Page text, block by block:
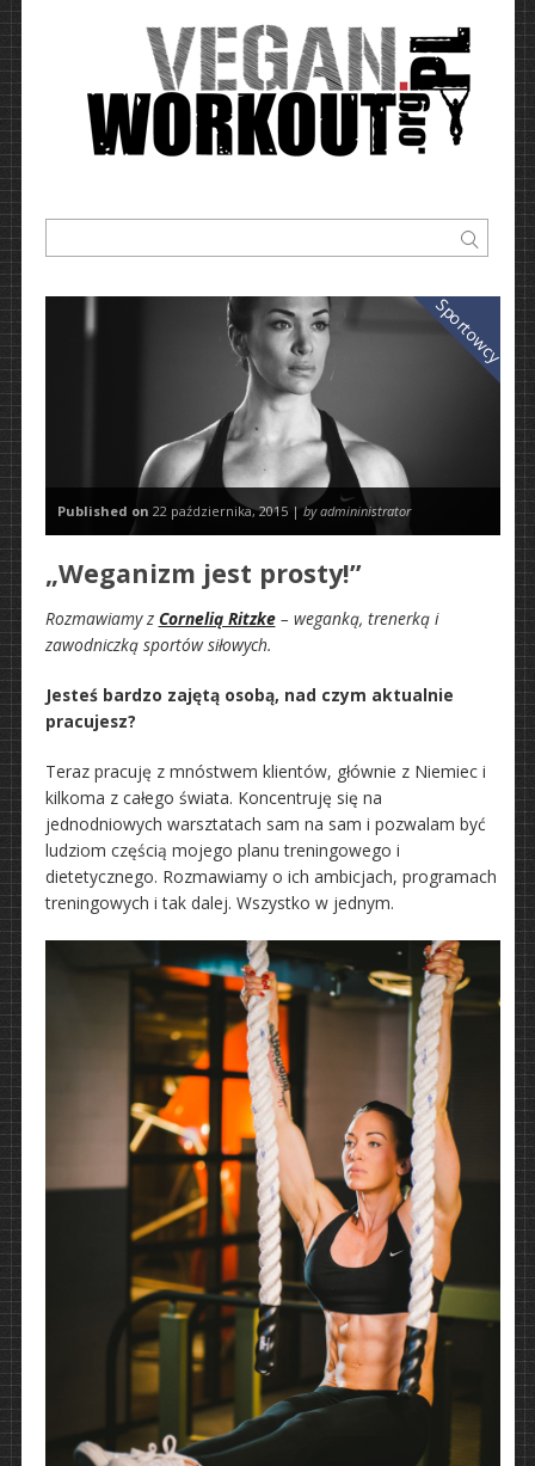
Sportowcy
Published on 22 października, 2015 |by admininistrator
„Weganizm jest prosty!”
Rozmawiamy z Cornelią Ritzke– weganką, trenerką i
zawodniczką sportów siłowych.
Jesteś bardzo zajętą osobą, nad czym aktualnie
pracujesz?
Teraz pracuję z mnóstwem klientów, głównie z Niemiec i
kilkoma z całego świata. Koncentruję się na
jednodniowych warsztatach sam na sam i pozwalam być
ludziom częścią mojego planu treningowego i
dietetycznego. Rozmawiamy o ich ambicjach, programach
treningowych i tak dalej. Wszystko w jednym.